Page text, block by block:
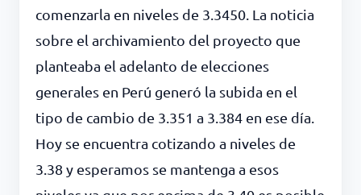
comenzarla en niveles de 3.3450. La noticia
sobre el archivamiento del proyecto que
planteaba el adelanto de elecciones
generales en Perú generó la subida en el
tipo de cambio de 3.351 a 3.384 en ese día.
Hoy se encuentra cotizando a niveles de
3.38 y esperamos se mantenga a esos